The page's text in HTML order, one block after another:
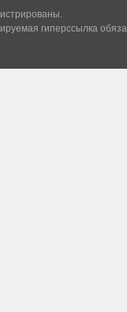
гиперссылка